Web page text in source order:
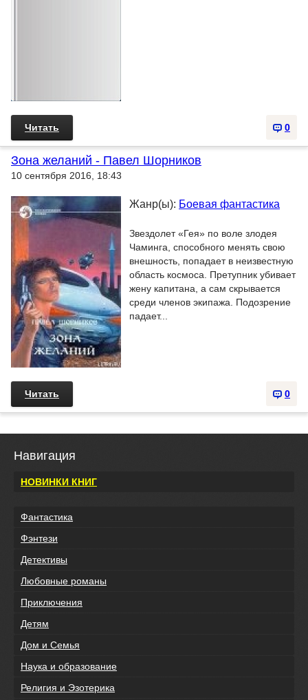
0
Читать
Зона желаний - Павел Шорников
10 сентября 2016, 18:43
Жанр(ы): Боевая фантастика
Звездолет «Гея» по воле злодея
Чаминга, способного менять свою
внешность, попадает в неизвестную
область космоса. Претупник убивает
жену капитана, а сам скрывается
среди членов экипажа. Подозрение
падает...
0
Читать
Навигация
НОВИНКИ КНИГ
Фантастика
Фэнтези
Детективы
Любовные романы
Приключения
Детям
Дом и Семья
Наука и образование
Религия и Эзотерика